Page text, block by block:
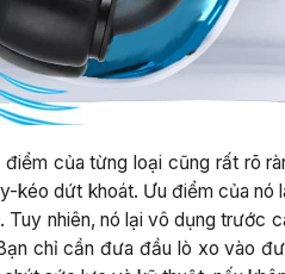
của từng loại cũng rất rõ
kéo dứt khoát. Ưu điểm của
Tuy nhiên, nó lại vô dụng
chỉ cần đưa đầu lò xo vào